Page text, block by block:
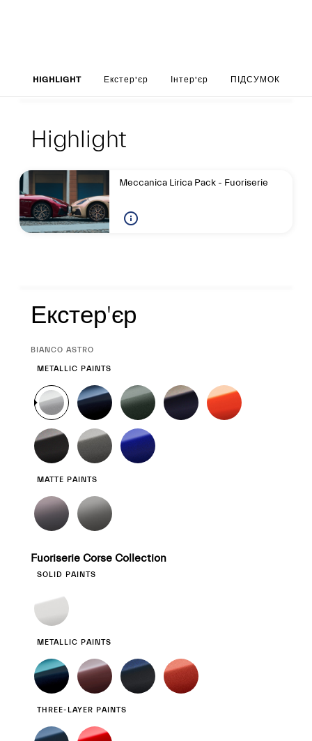
Set up your
HIGHLIGHT Екстер'єр Інтер'єр ПІДСУМОК
Highlight
Highlight
Meccanica Lirica Pack - Fuoriserie
Екстер'єр
CURRENT
BIANCO ASTRO
METALLIC PAINTS
MATTE PAINTS
Fuoriserie Corse Collection
SOLID PAINTS
METALLIC PAINTS
THREE-LAYER PAINTS